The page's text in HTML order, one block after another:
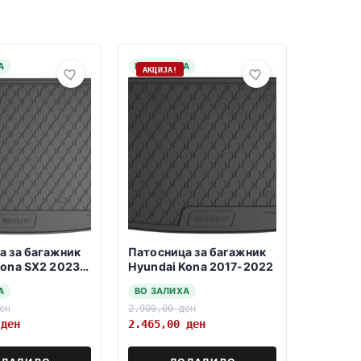
за багажник
SX2 2023-
ден
НА ЗАЛИХА
АКЦИЈА!
Патосница за багажник
Hyundai Kona 2017-2022
ВО ЗАЛИХА
2.900,00ден
2.465,00 ден